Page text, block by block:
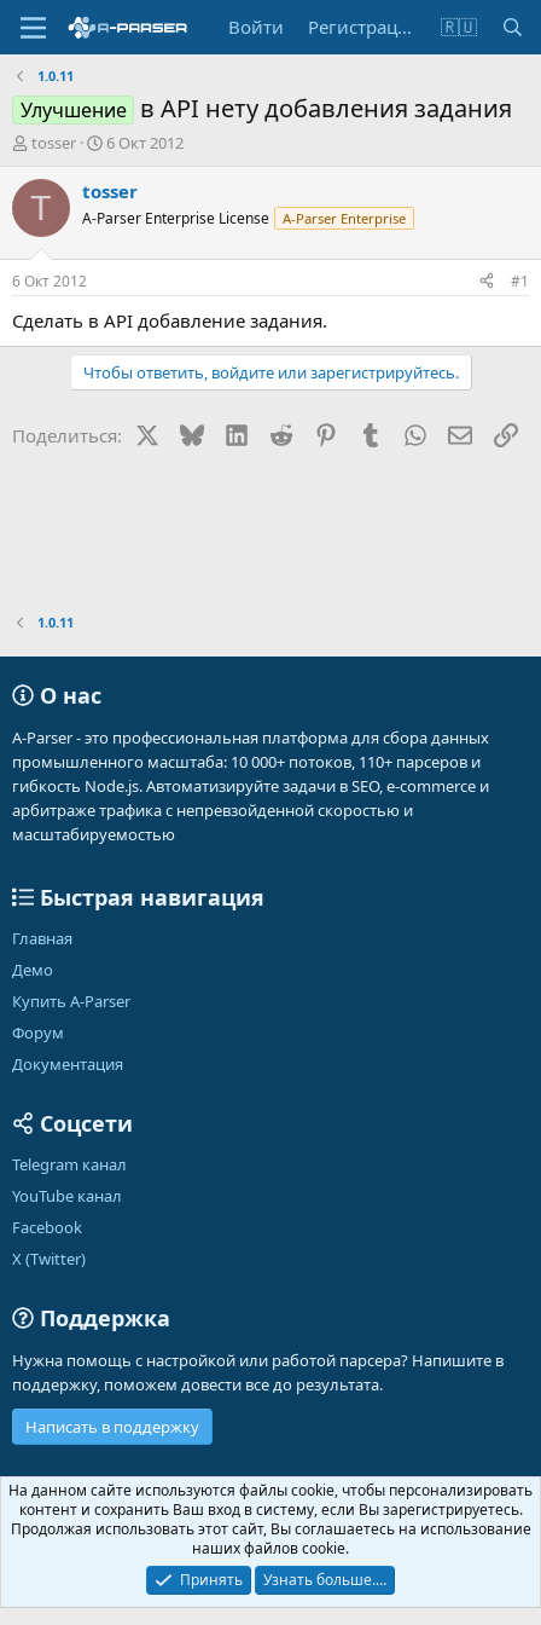
Войти Регистрация 🇷🇺
1.0.11
Улучшение в API нету добавления задания
А
т
т
е
м
ы
tosser
Д
т
н
а
л
6 Окт 2012
T tosser
A-Parser Enterprise License A-Parser Enterprise
6 Окт 2012 #1
Сделать в API добавление задания.
Чтобы ответить, войдите или зарегистрируйтесь.
Поделиться: BlueskyLinkedIn
Reddit PinterestTumblr WhatsApp
1.0.11
О нас
A-Parser - это профессиональная платформа для сбора данных
промышленного масштаба: 10 000+ потоков, 110+ парсеров и
гибкость Node.js. Автоматизируйте задачи в SEO, e-commerce и
арбитраже трафика с непревзойденной скоростью и
масштабируемостью
Быстрая навигация
Главная
Демо
Купить A-Parser
Форум
Документация
Соцсети
Telegram канал
YouTube канал
Facebook
X (Twitter)
Поддержка
Нужна помощь с настройкой или работой парсера? Напишите в
поддержку, поможем довести все до результата.
Написать в поддержку
Russian (RU)
Обратная связь
Условия и правила
Политика конфиденциальности
Помощь
Community platform by XenForo ® © 2010-2026 XenForo Ltd.
На данном сайте используются файлы cookie, чтобы персонализировать
контент и сохранить Ваш вход в систему, если Вы зарегистрируетесь.
Продолжая использовать этот сайт, Вы соглашаетесь на использование
наших файлов cookie.
Принять
Узнать больше.…